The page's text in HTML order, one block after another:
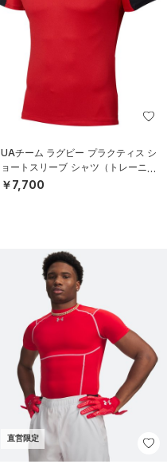
UAチーム ラグビー プラクティス シ
ョートスリーブ シャツ（トレーニン
グ/MEN）
￥7,700
直営限定